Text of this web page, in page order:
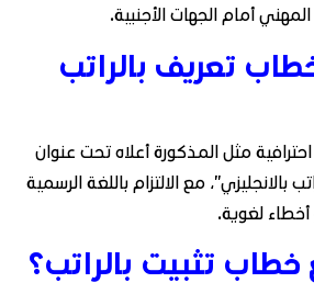
أمام الجهات الأجنبية.
تعريف بالراتب
مثل المذكورة أعلاه تحت عنوان
مع الالتزام باللغة الرسمية
لغوية.
تثبيت بالراتب؟